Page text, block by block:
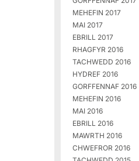
MEHEFIN 2017
MAI 2017
EBRILL 2017
RHAGFYR 2016
TACHWEDD 2016
HYDREF 2016
GORFFENNAF 2016
MEHEFIN 2016
MAI 2016
EBRILL 2016
MAWRTH 2016
CHWEFROR 2016